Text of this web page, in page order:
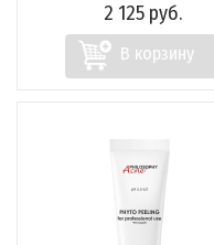
2 125 руб.
В корзину